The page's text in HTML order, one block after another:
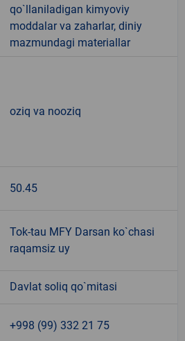
qo`llaniladigan kimyoviy
moddalar va zaharlar, diniy
mazmundagi materiallar
oziq va nooziq
50.45
Tok-tau MFY Darsan ko`chasi
raqamsiz uy
Davlat soliq qo`mitasi
+998 (99) 332 21 75